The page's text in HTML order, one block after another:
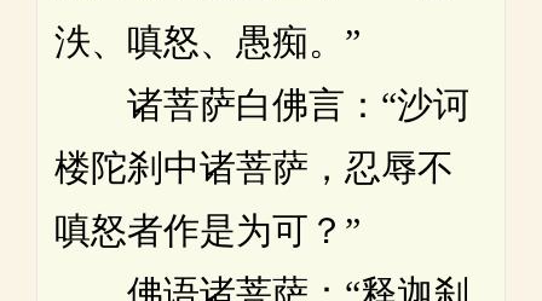
泆、嗔怒、愚痴。”
诸菩萨白佛言：“沙诃
楼陀刹中诸菩萨，忍辱不
嗔怒者作是为可？”
佛语诸菩萨：“释迦刹